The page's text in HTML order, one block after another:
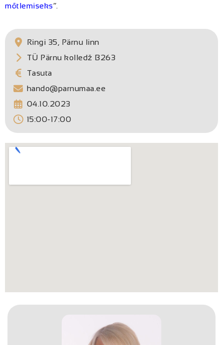
mõtlemiseks”.
Ringi 35, Pärnu linn
TÜ Pärnu kolledž B263
Tasuta
hando@parnumaa.ee
04.10.2023
15:00-17:00